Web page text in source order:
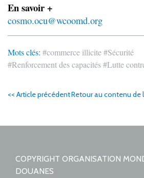
En savoir +
cosmo.ocu@wcoomd.org
Mots clés: #commerce illicite#Sécurité
#Renforcement des capacités#Lutte
<< Article précédentRetour au contenu de
COPYRIGHT ORGANISATION
DOUANES